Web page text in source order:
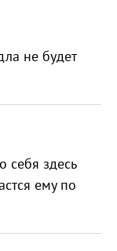
не будет
здесь
ему по